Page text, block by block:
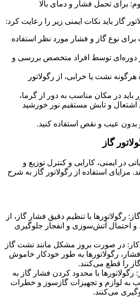
برای تحمل فشار و دمای بالا
گاز باید نکات ایمنی زیر را رعایت کرد:
برای نوع گاز و فشار مورد نظر استفاده
دوره‌ای توسط افراد متخصص بررسی و
نشت یا خرابی، از رگولاتور
در مکان مناسب به دور از گرما،
اشتعال و تابش مستقیم نور خورشید
و بدون عیب و نقص استفاده کنید.
گاز
در ایمنی، کارایی و کنترل توزیع و
مزایای استفاده از رگولاتور گاز به شرح
رگولاتورها با تنظیم دقیق فشار گاز، از
احتمال آتش‌سوزی و انفجار جلوگیری
در صورت بروز مشکل مانند نشت گاز
فشار، رگولاتورها به طور خودکار خاموش
را قطع می‌کنند.
با محدود کردن فشار گاز به
به لوازم و تجهیزات گازسوز و خطرات
می‌کنند.